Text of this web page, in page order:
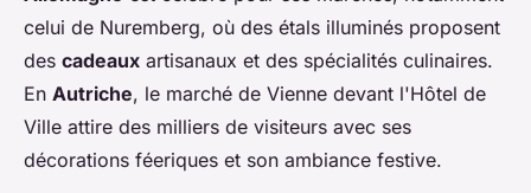
celui de Nuremberg, où des étals illuminés proposent
des cadeaux artisanaux et des spécialités culinaires.
En Autriche, le marché de Vienne devant l'Hôtel de
Ville attire des milliers de visiteurs avec ses
décorations féeriques et son ambiance festive.